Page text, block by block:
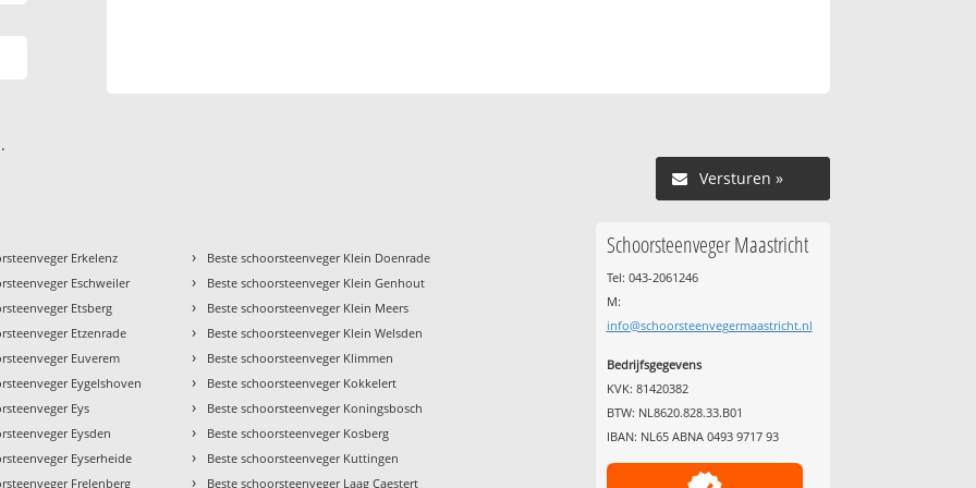
Versturen »
Erkelenz
Eschweiler
Etsberg
Etzenrade
Euverem
Eygelshoven
Eys
Eysden
Eyserheide
Frelenberg
› Beste schoorsteenveger Klein Doenrade
› Beste schoorsteenveger Klein Genhout
› Beste schoorsteenveger Klein Meers
› Beste schoorsteenveger Klein Welsden
› Beste schoorsteenveger Klimmen
› Beste schoorsteenveger Kokkelert
› Beste schoorsteenveger Koningsbosch
› Beste schoorsteenveger Kosberg
› Beste schoorsteenveger Kuttingen
› Beste schoorsteenveger Laag Caestert
Schoorsteenveger Maastricht
Tel: 043-2061246
M:
info@schoorsteenvegermaastricht.nl
Bedrijfsgegevens
KVK: 81420382
BTW: NL8620.828.33.B01
IBAN: NL65 ABNA 0493 9717 93